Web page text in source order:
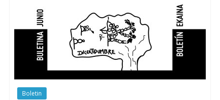
Boletin